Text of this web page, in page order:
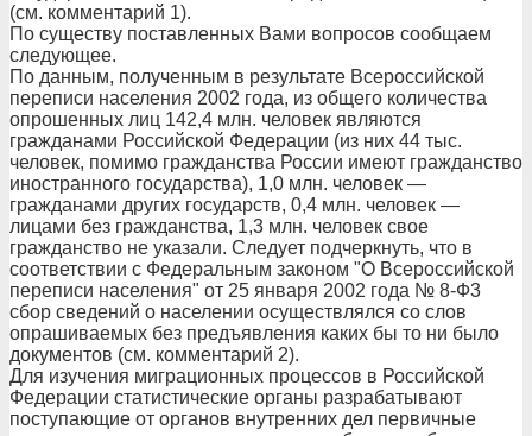
(см. комментарий 1).
По существу поставленных Вами вопросов сообщаем
следующее.
По данным, полученным в результате Всероссийской
переписи населения 2002 года, из общего количества
опрошенных лиц 142,4 млн. человек являются
гражданами Российской Федерации (из них 44 тыс.
человек, помимо гражданства России имеют гражданство
иностранного государства), 1,0 млн. человек —
гражданами других государств, 0,4 млн. человек —
лицами без гражданства, 1,3 млн. человек свое
гражданство не указали. Следует подчеркнуть, что в
соответствии с Федеральным законом "О Всероссийской
переписи населения" от 25 января 2002 года № 8-Ф3
сбор сведений о населении осуществлялся со слов
опрашиваемых без предъявления каких бы то ни было
документов (см. комментарий 2).
Для изучения миграционных процессов в Российской
Федерации статистические органы разрабатывают
поступающие от органов внутренних дел первичные